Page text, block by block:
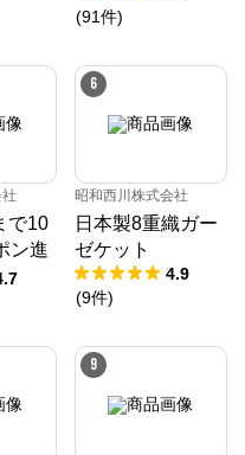
(91件)
で10
ン進
ッ
ア
対
6
昭和西川株式会社
日本製8重織ガー
ゼケット
4.9
(9件)
9